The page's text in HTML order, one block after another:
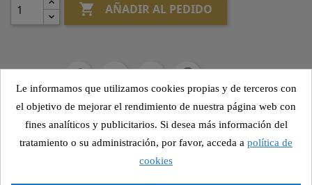
 AÑADIR AL PEDIDO
Pago seguro
Le informamos que utilizamos cookies propias y de terceros con
el objetivo de mejorar el rendimiento de nuestra página web con
fines analíticos y publicitarios. Si desea más información del
tratamiento o su administración, por favor, acceda a política de
cookies